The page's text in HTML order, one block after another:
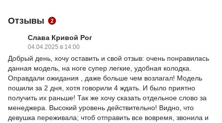
Отзывы 2
Слава Кривой Рог
04.04.2025 в 14:00
Добрый день, хочу оставить и свой отзыв: очень понравилась
данная модель, на ноге супер легкие, удобная колодка.
Оправдали ожидания , даже больше чем возлагал! Модель
пошили за 2 дня, хотя говорили 4 ждать. И было приятно
получить их раньше! Так же хочу сказать отдельное слово за
менеджера. Высокий уровень действительно! Видно, что
девушка переживала; чтоб отправить все вовремя, звонила и